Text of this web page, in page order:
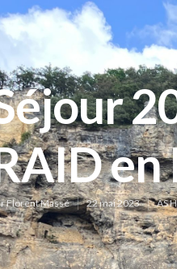
Florent Massé 22 mai 2023 AS